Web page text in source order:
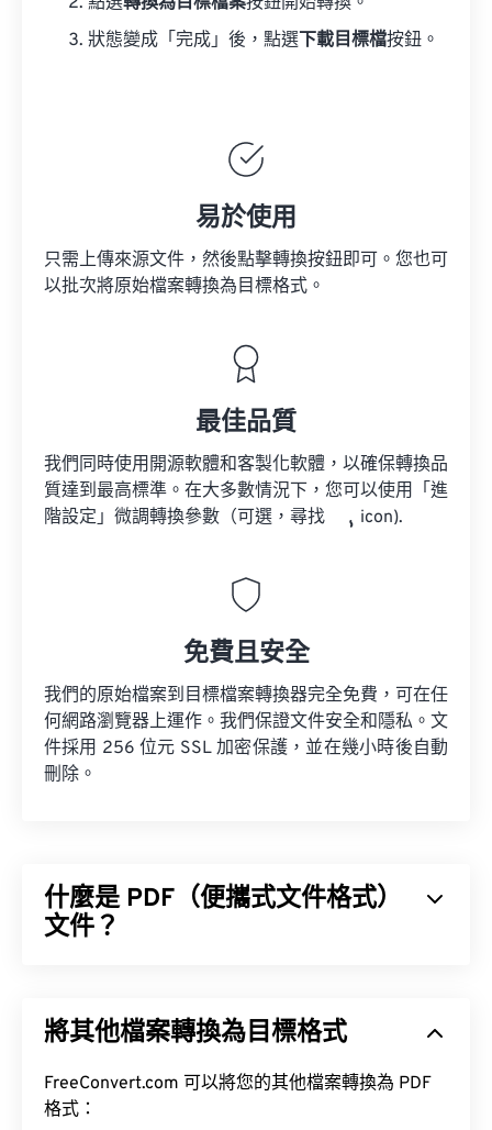
狀態變成「完成」後，點選 下載目標檔按鈕。
易於使用
只需上傳來源文件，然後點擊轉換按鈕即可。您也可
以批次將原始檔案轉換為目標格式。
最佳品質
我們同時使用開源軟體和客製化軟體，以確保轉換品
質達到最高標準。在大多數情況下，您可以使用「進
階設定」微調轉換參數（可選，尋找
icon).
免費且安全
我們的原始檔案到目標檔案轉換器完全免費，可在任
何網路瀏覽器上運作。我們保證文件安全和隱私。文
件採用 256 位元 SSL 加密保護，並在幾小時後自動
刪除。
什麼是 PDF（便攜式文件格式）
文件？
類型之一。 PDF 如此受歡迎的原因在於它可以保留
上看起來都完全一樣。
將其他檔案轉換為目標格式
FreeConvert.com 可以將您的其他檔案轉換為 PDF
格式：